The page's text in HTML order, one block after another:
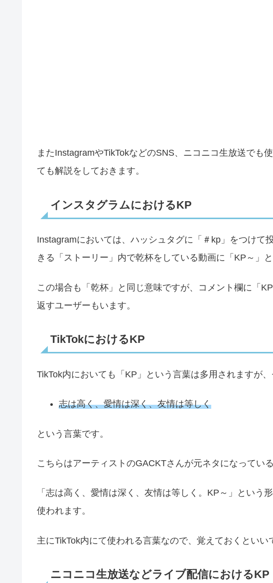
またInstagramやTikTokなどのSNS、ニコニコ生放送でも
ても解説をしておきます。
インスタグラムにおけるKP
Instagramにおいては、ハッシュタグに「＃kp」をつけて
きる「ストーリー」内で乾杯をしている動画に「KP～」
この場合も「乾杯」と同じ意味ですが、コメント欄に「
返すユーザーもいます。
TikTokにおけるKP
TikTok内においても「KP」という言葉は多用されますが
志は高く、愛情は深く、友情は等しく
という言葉です。
こちらはアーティストのGACKTさんが元ネタになっている
「志は高く、愛情は深く、友情は等しく。KP～」という
使われます。
主にTikTok内にて使われる言葉なので、覚えておくといい
ニコニコ生放送などライブ配信におけるKP